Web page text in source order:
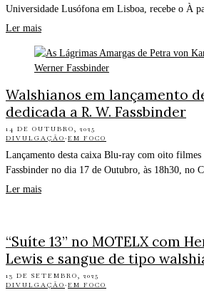
Universidade Lusófona em Lisboa, recebe o À
Ler mais
Walshianos em lançamento
dedicada a R. W. Fassbinder
14 DE OUTUBRO, 2025
DIVULGAÇÃO·EM FOCO
Lançamento desta caixa Blu-ray com oito filmes
Fassbinder no dia 17 de Outubro, às 18h30, no
Ler mais
“Suíte 13” no MOTELX com
Lewis e sangue de tipo
13 DE SETEMBRO, 2025
DIVULGAÇÃO·EM FOCO